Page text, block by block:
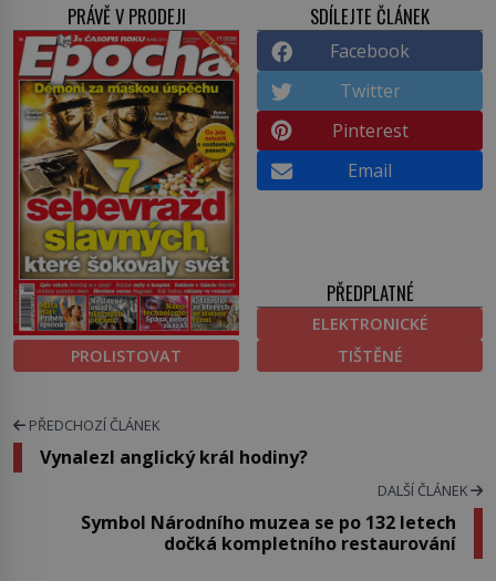
PRÁVĚ V PRODEJI
PROLISTOVAT
SDÍLEJTE ČLÁNEK
Facebook
Twitter
Pinterest
Email
PŘEDPLATNÉ
ELEKTRONICKÉ
TIŠTĚNÉ
PŘEDCHOZÍ ČLÁNEK
Vynalezl anglický král hodiny?
DALŠÍ ČLÁNEK
Symbol Národního muzea se po 132 letech
dočká kompletního restaurování